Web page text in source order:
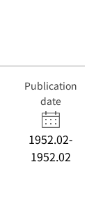
Publication
date
1952.02-
1952.02